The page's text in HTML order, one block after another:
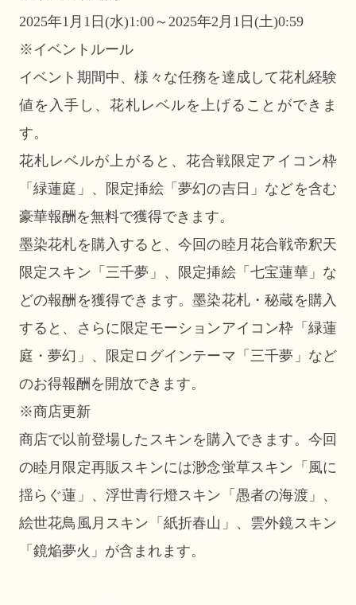
2025年1月1日(水)1:00～2025年2月1日(土)0:59
※イベントルール
イベント期間中、様々な任務を達成して花札経験
値を入手し、花札レベルを上げることができま
す。
花札レベルが上がると、花合戦限定アイコン枠
「緑蓮庭」、限定挿絵「夢幻の吉日」などを含む
豪華報酬を無料で獲得できます。
墨染花札を購入すると、今回の睦月花合戦帝釈天
限定スキン「三千夢」、限定挿絵「七宝蓮華」な
どの報酬を獲得できます。墨染花札・秘蔵を購入
すると、さらに限定モーションアイコン枠「緑蓮
庭・夢幻」、限定ログインテーマ「三千夢」など
のお得報酬を開放できます。
※商店更新
商店で以前登場したスキンを購入できます。今回
の睦月限定再販スキンには渺念蛍草スキン「風に
揺らぐ蓮」、浮世青行燈スキン「愚者の海渡」、
絵世花鳥風月スキン「紙折春山」、雲外鏡スキン
「鏡焔夢火」が含まれます。